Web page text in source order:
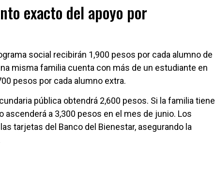
exacto del apoyo por
social recibirán 1,900 pesos por cada alumno de
misma familia cuenta con más de un estudiante en
pesos por cada alumno extra.
pública obtendrá 2,600 pesos. Si la familia tiene
a 3,300 pesos en el mes de junio. Los
tarjetas del Banco del Bienestar, asegurando la